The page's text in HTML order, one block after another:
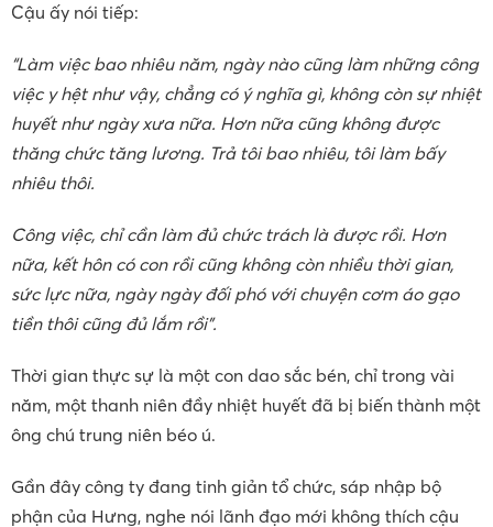
Cậu ấy nói tiếp:
“Làm việc bao nhiêu năm, ngày nào cũng làm những công
việc y hệt như vậy, chẳng có ý nghĩa gì, không còn sự nhiệt
huyết như ngày xưa nữa. Hơn nữa cũng không được
thăng chức tăng lương. Trả tôi bao nhiêu, tôi làm bấy
nhiêu thôi.
Công việc, chỉ cần làm đủ chức trách là được rồi. Hơn
nữa, kết hôn có con rồi cũng không còn nhiều thời gian,
sức lực nữa, ngày ngày đối phó với chuyện cơm áo gạo
tiền thôi cũng đủ lắm rồi”.
Thời gian thực sự là một con dao sắc bén, chỉ trong vài
năm, một thanh niên đầy nhiệt huyết đã bị biến thành một
ông chú trung niên béo ú.
Gần đây công ty đang tinh giản tổ chức, sáp nhập bộ
phận của Hưng, nghe nói lãnh đạo mới không thích cậu